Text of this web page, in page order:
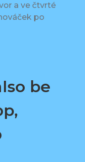
a ve čtvrté
po
be